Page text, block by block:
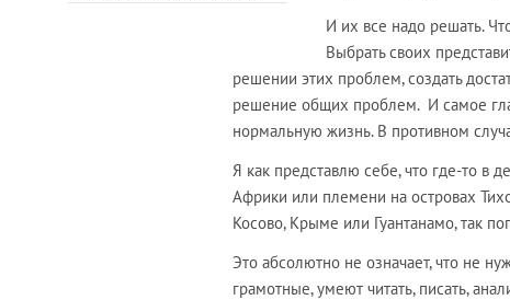
И их все надо решать.
Выбрать своих
решении этих проблем, создать
решение общих проблем. И самое
нормальную жизнь. В противном
Я как представлю себе, что где-то в
Африки или племени на островах
Косово, Крыме или Гуантанамо, так
Это абсолютно не означает, что не
грамотные, умеют читать, писать,